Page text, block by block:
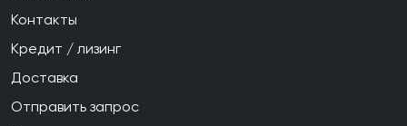
Контакты
Кредит / лизинг
Доставка
Отправить запрос